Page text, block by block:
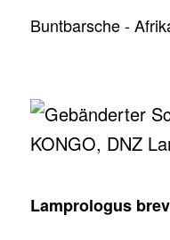
Buntbarsche -
Lamprologus